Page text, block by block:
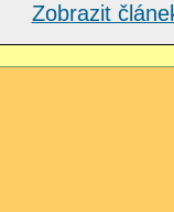
Zobrazit